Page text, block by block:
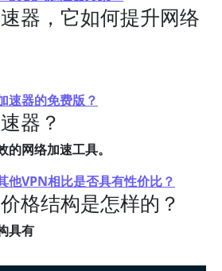
器，它如何提升网络
速器的免费版？
器？
网络加速工具。
他VPN相比是否具有性价比？
格结构是怎样的？
具有